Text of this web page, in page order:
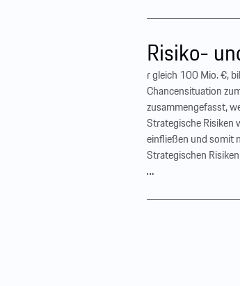
Risiko-
r gleich 100 Mio. €,
Chancensituation
zusammengefasst,
Strategische Risiken
einfließen und somit
Strategischen
…